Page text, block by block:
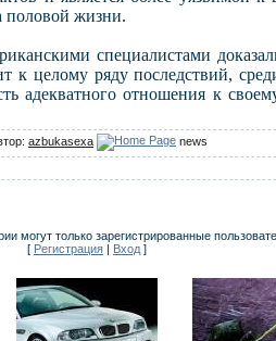
половой жизни.
специалистами
целому ряду последствий,
адекватного отношения к
azbukasexa news
могут только зарегистрированные
[ Регистрация | Вход ]